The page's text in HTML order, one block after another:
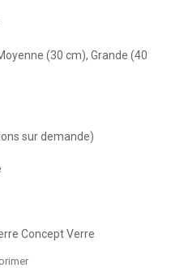
(30 cm), Grande (40
sur demande)
Concept Verre